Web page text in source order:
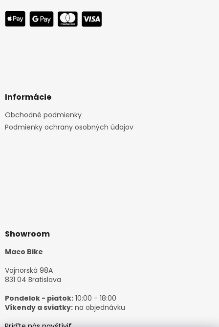
Informácie
Obchodné podmienky
Podmienky ochrany osobných údajov
Showroom
Maco Bike
Vajnorská 98A
831 04 Bratislava
Pondelok - piatok: 10:00 - 18:00
Víkendy a sviatky: na objednávku